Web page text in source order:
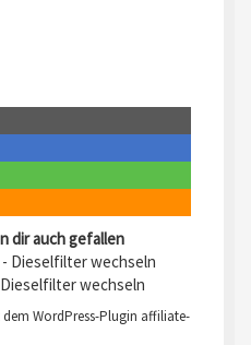
dir auch gefallen
- Dieselfilter wechseln
Dieselfilter wechseln
WordPress-Plugin affiliate-